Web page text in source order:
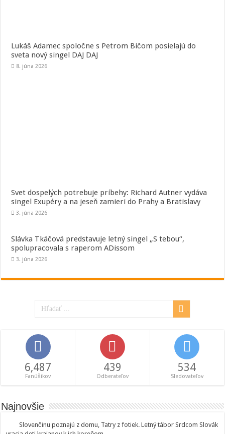
Lukáš Adamec spoločne s Petrom Bičom posielajú do
sveta nový singel DAJ DAJ
8. júna 2026
Svet dospelých potrebuje príbehy: Richard Autner vydáva
singel Exupéry a na jeseň zamieri do Prahy a Bratislavy
3. júna 2026
Slávka Tkáčová predstavuje letný singel „S tebou“,
spolupracovala s raperom ADissom
3. júna 2026
6,487
Fanúšikov
439
Odberateľov
534
Sledovateľov
Najnovšie
Slovenčinu poznajú z domu, Tatry z fotiek. Letný tábor Srdcom Slovák